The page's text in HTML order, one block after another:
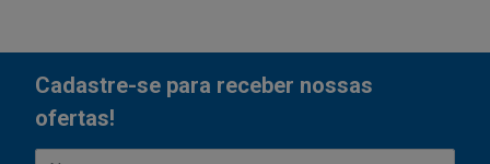
Cadastre-se para receber nossas
ofertas!